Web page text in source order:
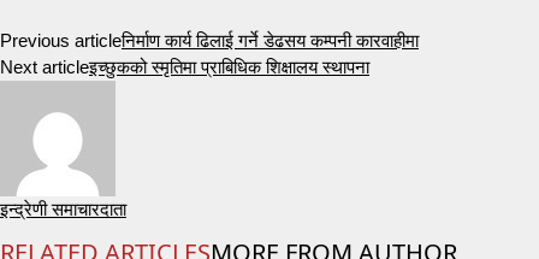
Previous articleनिर्माण कार्य ढिलाई गर्ने डेढसय कम्पनी कारवाहीमा
Next articleइच्छुकको स्मृतिमा प्राबिधिक शिक्षालय स्थापना
इन्द्रेणी समाचारदाता
RELATED ARTICLESMORE FROM AUTHOR